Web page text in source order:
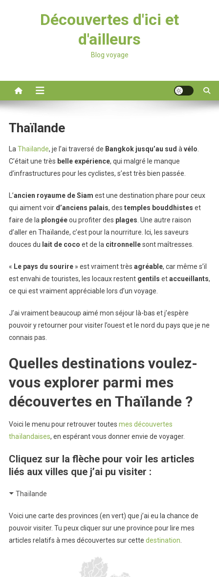
Découvertes d'ici et
d'ailleurs
Blog voyage
Thaïlande
La Thaïlande, je l’ai traversé de Bangkok jusqu’au sud à vélo
C’était une très belle expérience, qui malgré le manque
d’infrastructures pour les cyclistes, s’est très bien passée.
L’ancien royaume de Siam est une destination phare pour ceux
qui aiment voir d’anciens palais, des temples bouddhistes et
faire de la plongéeou profiter des plages . Une autre raison
d’aller en Thaïlande, c’est pour la nourriture. Ici, les saveurs
douces du lait de coco et de la citronnellesont maîtresses.
« Le pays du sourire» est vraiment très agréable, car même s’il
est envahi de touristes, les locaux restent gentils etaccueillants,
ce qui est vraiment appréciable lors d’un voyage.
J’ai vraiment beaucoup aimé mon séjour là-bas et j’espère
pouvoir y retourner pour visiter l’ouest et le nord du pays que je ne
connais pas.
Quelles destinations voulez-
vous explorer parmi mes
découvertes en Thaïlande ?
Voici le menu pour retrouver toutes mes découvertes
thaïlandaises, en espérant vous donner envie de voyager.
Cliquez sur la flèche pour voir les articles
liés aux villes que j’ai pu visiter :
Thaïlande
Voici une carte des provinces (en vert) que j’ai eu la chance de
pouvoir visiter. Tu peux cliquer sur une province pour lire mes
articles relatifs à mes découvertes sur cette destination